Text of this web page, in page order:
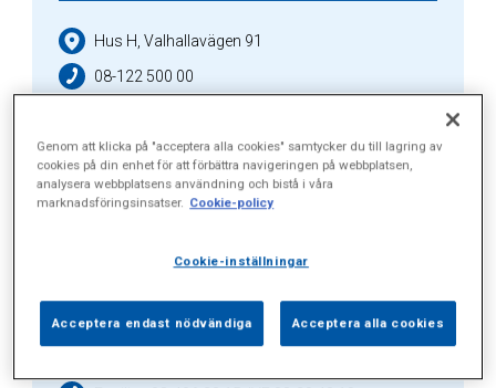
Hus H, Valhallavägen 91
08-122 500 00
Gå till hemsidan
Genom att klicka på "acceptera alla cookies" samtycker du till lagring av
cookies på din enhet för att förbättra navigeringen på webbplatsen,
analysera webbplatsens användning och bistå i våra
marknadsföringsinsatser. Cookie-policy
Cookie-inställningar
Acceptera endast nödvändiga Acceptera alla cookies